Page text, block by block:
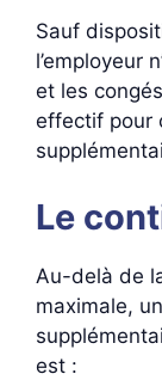
Sauf
l’employeur
et les
effectif pour
Le
Au-delà de
maximale,
est :